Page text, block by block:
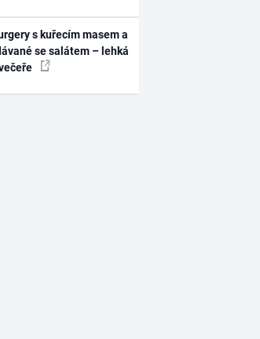
s kuřecím masem a
se salátem – lehká